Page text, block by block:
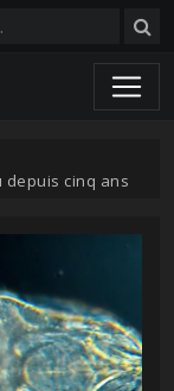
depuis cinq ans